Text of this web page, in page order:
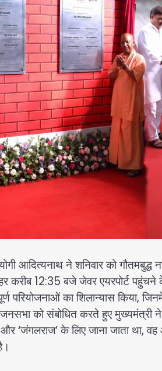
आदित्यनाथ ने शनिवार को
करीब 12:35 बजे जेवर एयरपोर्ट
परियोजनाओं का शिलान्यास किया,
को संबोधित करते हुए
‘जंगलराज’ के लिए जाना जाता था,